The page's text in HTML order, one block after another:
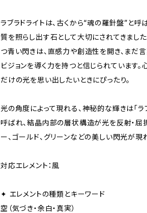
ラブラドライトは、古くから“魂の羅針盤”と呼
質を照らし出す石として大切にされてきまし
つ青い閃きは、直感力や創造性を開き、まだ
ビジョンを導く力を持つと信じられています。
だけの光を思い出したいときにぴったり。
光の角度によって現れる、神秘的な輝きは「ラ
呼ばれ、結晶内部の層状構造が光を反射・屈
ー、ゴールド、グリーンなどの美しい閃光が現
対応エレメント：風
✦ エレメントの種類とキーワード
空（気づき・余白・真実）